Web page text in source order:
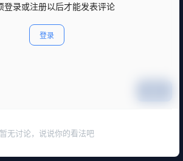
登录或注册以后才能发表评论
登录
暂无讨论，说说你的看法吧